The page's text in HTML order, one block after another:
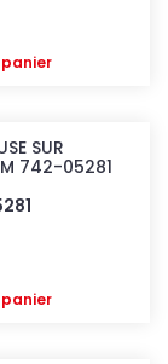
SUR
742-05281